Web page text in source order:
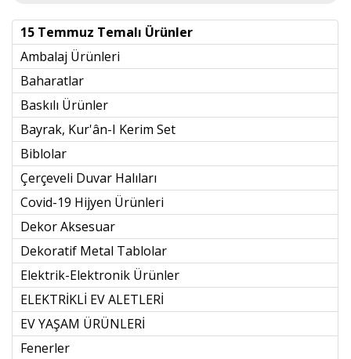
15 Temmuz Temalı Ürünler
Ambalaj Ürünleri
Baharatlar
Baskılı Ürünler
Bayrak, Kur'ân-I Kerim Set
Biblolar
Çerçeveli Duvar Halıları
Covid-19 Hijyen Ürünleri
Dekor Aksesuar
Dekoratif Metal Tablolar
Elektrik-Elektronik Ürünler
ELEKTRİKLİ EV ALETLERİ
EV YAŞAM ÜRÜNLERİ
Fenerler